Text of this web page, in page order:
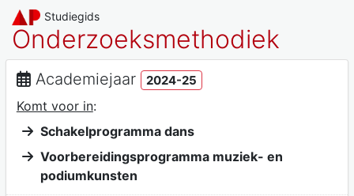
Studiegids
Onderzoeksmethodiek
Academiejaar 2024-25
Komt voor in:
Schakelprogramma dans
Voorbereidingsprogramma muziek- en
podiumkunsten